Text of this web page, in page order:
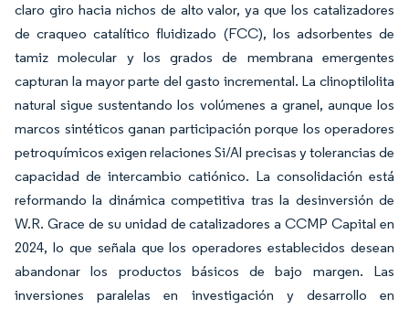
claro giro hacia nichos de alto valor, ya que los catalizadores
de craqueo catalítico fluidizado (FCC), los adsorbentes de
tamiz molecular y los grados de membrana emergentes
capturan la mayor parte del gasto incremental. La clinoptilolita
natural sigue sustentando los volúmenes a granel, aunque los
marcos sintéticos ganan participación porque los operadores
petroquímicos exigen relaciones Si/Al precisas y tolerancias de
capacidad de intercambio catiónico. La consolidación está
reformando la dinámica competitiva tras la desinversión de
W.R. Grace de su unidad de catalizadores a CCMP Capital en
2024, lo que señala que los operadores establecidos desean
abandonar los productos básicos de bajo margen. Las
inversiones paralelas en investigación y desarrollo en